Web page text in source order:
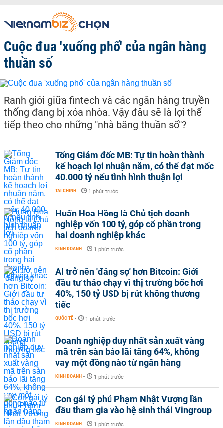
Cuộc đua 'xuống phố' của ngân hàng
thuần số
Ranh giới giữa fintech và các ngân hàng truyền
thống đang bị xóa nhòa. Vậy đâu sẽ là lợi thế
tiếp theo cho những "nhà băng thuần số"?
Tổng Giám đốc MB: Tự tin hoàn thành
kế hoạch lợi nhuận năm, có thể đạt mốc
40.000 tỷ nếu tình hình thuận lợi
TÀI CHÍNH - 1 phút trước
Huấn Hoa Hồng là Chủ tịch doanh
nghiệp vốn 100 tỷ, góp cổ phần trong
hai doanh nghiệp khác
KINH DOANH - 1 phút trước
AI trở nên 'đáng sợ' hơn Bitcoin: Giới
đầu tư tháo chạy vì thị trường bốc hơi
40%, 150 tỷ USD bị rút không thương
tiếc
QUỐC TẾ - 1 phút trước
Doanh nghiệp duy nhất sản xuất vàng
mã trên sàn báo lãi tăng 64%, không
vay một đồng nào từ ngân hàng
KINH DOANH - 1 phút trước
Con gái tỷ phú Phạm Nhật Vượng lần
đầu tham gia vào hệ sinh thái Vingroup
KINH DOANH - 1 phút trước